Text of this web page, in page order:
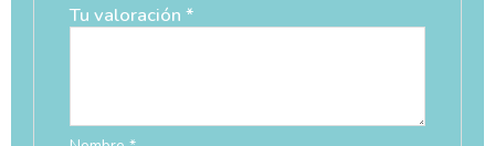
Tu valoración *